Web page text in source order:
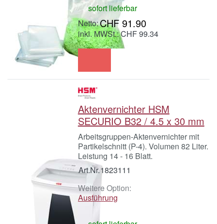
sofort lieferbar
CHF 91.90
inkl. MWSt.: CHF 99.34
Aktenvernichter HSM
SECURIO B32 / 4.5 x 30 mm
Arbeitsgruppen-Aktenvernichter mit
Partikelschnitt (P-4). Volumen 82 Liter.
Leistung 14 - 16 Blatt.
Art.Nr.1823111
Weitere Option:
Ausführung